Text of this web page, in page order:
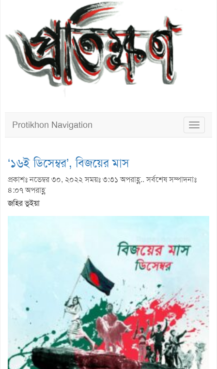
Toggle
Protikhon Navigation
‘১৬ই ডিসেম্বর’, বিজয়ের মাস
প্রকাশঃ নভেম্বর ৩০, ২০২২ সময়ঃ ৩:৩১ অপরাহ্ণ.. সর্বশেষ সম্পাদনাঃ
৪:০৭ অপরাহ্ণ
জহির ভূইয়া